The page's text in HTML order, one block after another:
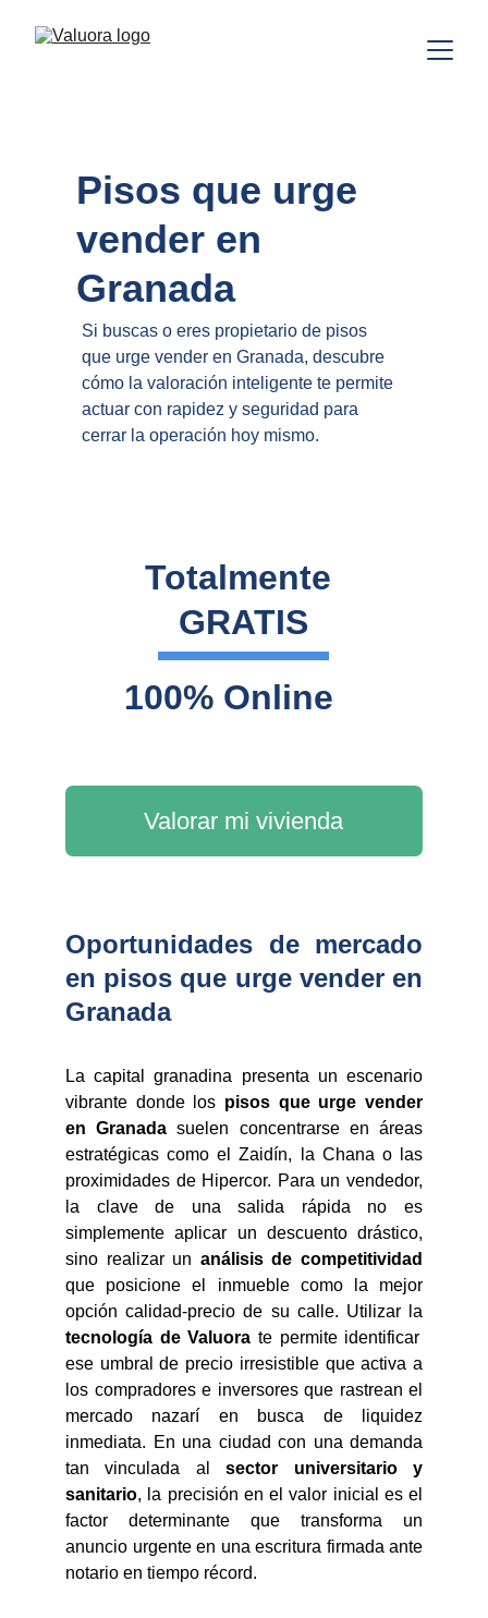
Pisos que urge
vender en
Granada
Si buscas o eres propietario de pisos
que urge vender en Granada, descubre
cómo la valoración inteligente te permite
actuar con rapidez y seguridad para
cerrar la operación hoy mismo.
Totalmente
GRATIS
Valorar mi vivienda
100% Online
Oportunidades de mercado
en pisos que urge vender en
Granada
La capital granadina presenta un escenario
vibrante donde los pisos que urge vender
en Granada suelen concentrarse en áreas
estratégicas como el Zaidín, la Chana o las
proximidades de Hipercor. Para un vendedor,
la clave de una salida rápida no es
simplemente aplicar un descuento drástico,
sino realizar un análisis de competitividad
que posicione el inmueble como la mejor
opción calidad-precio de su calle. Utilizar la
tecnología de Valuora te permite identificar
ese umbral de precio irresistible que activa a
los compradores e inversores que rastrean el
mercado nazarí en busca de liquidez
inmediata. En una ciudad con una demanda
tan vinculada al
sector universitario y
sanitario, la precisión en el valor inicial es el
factor determinante que transforma un
anuncio urgente en una escritura firmada ante
notario en tiempo récord.